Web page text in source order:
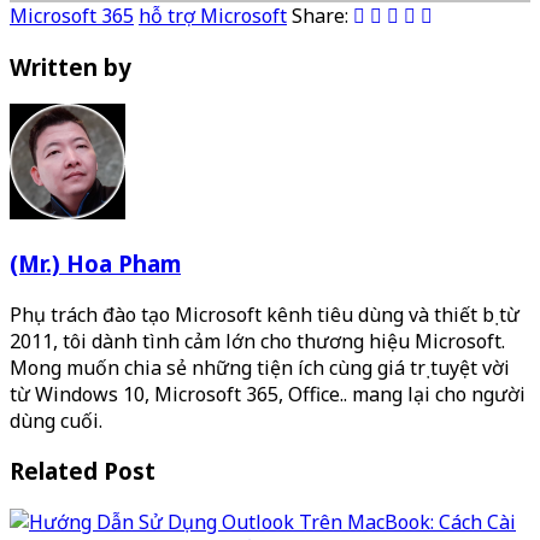
Microsoft 365 hỗ trợ MicrosoftShare:
Written by
(Mr.) Hoa Pham
Phụ trách đào tạo Microsoft kênh tiêu dùng và thiết bị từ
2011, tôi dành tình cảm lớn cho thương hiệu Microsoft.
Mong muốn chia sẻ những tiện ích cùng giá trị tuyệt vời
từ Windows 10, Microsoft 365, Office.. mang lại cho người
dùng cuối.
Related Post